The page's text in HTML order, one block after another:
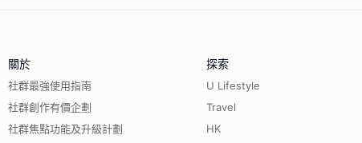
關於
社群最強使用指南
社群創作有價企劃
社群焦點功能及升級計劃
探索
U Lifestyle
Travel
HK